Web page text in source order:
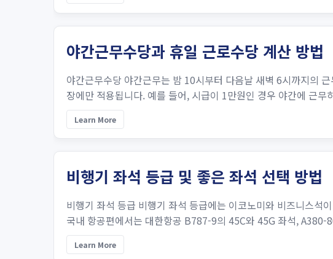
야간근무수당과 휴일 근로수당 계산 방법
야간근무수당 야간근무는 밤 10시부터 다음날 새벽 6시까지의
장에만 적용됩니다. 예를 들어, 시급이 1만원인 경우 야간에 근
Learn More
비행기 좌석 등급 및 좋은 좌석 선택 방법
비행기 좌석 등급 비행기 좌석 등급에는 이코노미와 비즈니스석
국내 항공편에서는 대한항공 B787-9의 45C와 45G 좌석,
Learn More